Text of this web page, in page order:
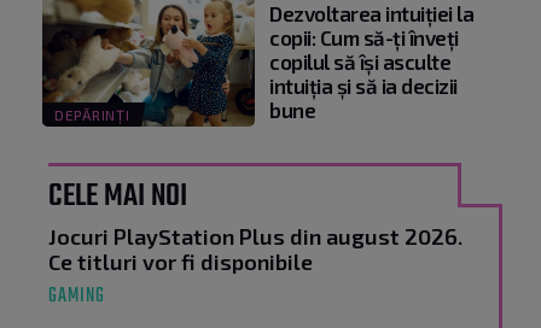
DEPĂRINȚI
Dezvoltarea intuiției la
copii: Cum să-ți înveți
copilul să își asculte
intuiția și să ia decizii
bune
CELE MAI NOI
Jocuri PlayStation Plus din august 2026.
Ce titluri vor fi disponibile
GAMING